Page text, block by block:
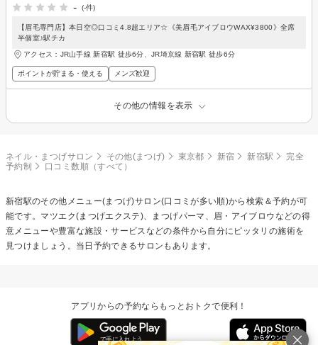
-
(-件)
【眉毛専門店】本日空◎口コミ4.8超エリア☆《美眉毛アイブロウWAX¥3800》全席
半個室♪駅チカ
アクセス：JR山手線 新宿駅 徒歩6分、JR埼京線 新宿駅 徒歩6分
ポイントが貯まる・使える メンズ歓迎
その他の情報を表示
ネイル・まつげサロン その他(まつげ) 東京都 新宿 新宿駅
完全
予約制
口コミ数順（すべて）
新宿駅のその他メニュー(まつげ)サロン(口コミが多い順)から検索＆予約が可
能です。マツエク(まつげエクステ)、まつげパーマ、眉・アイブロウなどの得
意メニューや豊富な施設・サービスなどの条件から自分にピッタリの施術を
見つけましょう。当日予約できるサロンもあります。
アプリからの予約ならもっとおトクで便利！